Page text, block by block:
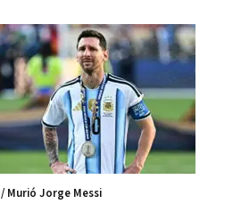
/ Murió Jorge Messi